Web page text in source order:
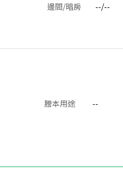
邊間/暗房
--/--
謄本用途
--